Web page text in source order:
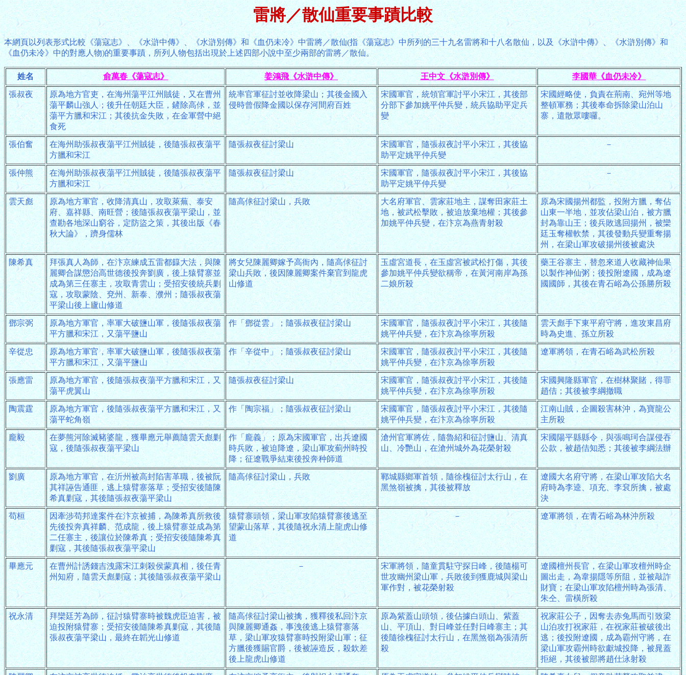
雷將／散仙重要事蹟比較
本網頁以列表形式比較《蕩寇志》、《水滸中傳》、《水滸別傳》和《血仍未冷》中雷將／散仙(指《蕩寇志》中所列的三十九名雷將和十八名散仙，以及《水滸中傳》、《水滸別傳》和
《血仍未冷》中的對應人物)的重要事蹟，所列人物包括出現於上述四部小說中至少兩部的雷將／散仙。
姓名 俞萬春《蕩寇志》 姜鴻飛《水滸中傳》 王中文《水滸別傳》 李國華《血仍未冷》
張叔夜
原為地方官吏，在海州蕩平江州賊徒，又在曹州
蕩平麟山強人；後升任朝廷大臣，鏟除高俅，並
蕩平方臘和宋江；其後抗金失敗，在金軍營中絕
食死
統率官軍征討並收降梁山；其後金國入
侵時曾假降金國以保存河間府百姓
宋國軍官，統領官軍討平小宋江，其後部
分部下參加姚平仲兵變，統兵協助平定兵
變
宋國經略使，負責在荊南、宛州等地
整頓軍務；其後奉命拆除梁山泊山
寨，遣散眾嘍囉。
張伯奮
在海州助張叔夜蕩平江州賊徒，後隨張叔夜蕩平
方臘和宋江
隨張叔夜征討梁山
宋國軍官，隨張叔夜討平小宋江，其後協
助平定姚平仲兵變
－
張仲熊
在海州助張叔夜蕩平江州賊徒，後隨張叔夜蕩平
方臘和宋江
隨張叔夜征討梁山
宋國軍官，隨張叔夜討平小宋江，其後協
助平定姚平仲兵變
－
雲天彪
原為地方軍官，收降清真山，攻取萊蕪、泰安
府、嘉祥縣、南旺營；後隨張叔夜蕩平梁山，並
查勘各地深山窮谷，定防盜之策，其後出版《春
秋大論》，躋身儒林
隨高俅征討梁山，兵敗
大名府軍官、雲家莊地主，謀奪田家莊土
地，被武松擊敗，被迫放棄地權；其後參
加姚平仲兵變，在汴京為燕青射殺
原為宋國揚州都監，投附方臘，奪佔
山東一半地，並攻佔梁山泊，被方臘
封為靠山王；後兵敗逃回揚州，被欒
廷玉奪權軟禁，其後發動兵變重奪揚
州，在梁山軍攻破揚州後被處決
陳希真
拜張真人為師，在汴京練成五雷都籙大法，與陳
麗卿合謀懲治高世德後投奔劉廣，後上猿臂寨並
成為第三任寨主，攻取青雲山；受招安後統兵剿
寇，攻取蒙陰、兗州、新泰、濮州；隨張叔夜蕩
平梁山後上廬山修道
將女兒陳麗卿嫁予高衙內，隨高俅征討
梁山兵敗，後因陳麗卿案件棄官到龍虎
山修道
玉虛宮道長，在玉虛宮被武松打傷，其後
參加姚平仲兵變欲稱帝，在黃河南岸為孫
二娘所殺
藥王谷寨主，替忽來道人收藏神仙果
以製作神仙粥；後投附遼國，成為遼
國國師，其後在青石峪為公孫勝所殺
鄧宗弼
原為地方軍官，率軍大破鹽山軍，後隨張叔夜蕩
平方臘和宋江，又蕩平鹽山
作「鄧從雲」；隨張叔夜征討梁山
宋國軍官，隨張叔夜討平小宋江，其後隨
姚平仲兵變，在汴京為徐寧所殺
雲天彪手下東平府守將，進攻東昌府
時為史進、孫立所殺
辛從忠
原為地方軍官，率軍大破鹽山軍，後隨張叔夜蕩
平方臘和宋江，又蕩平鹽山
作「辛從中」；隨張叔夜征討梁山
宋國軍官，隨張叔夜討平小宋江，其後隨
姚平仲兵變，在汴京為徐寧所殺
遼軍將領，在青石峪為武松所殺
張應雷
原為地方軍官，後隨張叔夜蕩平方臘和宋江，又
蕩平虎翼山
隨張叔夜征討梁山
宋國軍官，隨張叔夜討平小宋江，其後隨
姚平仲兵變，在汴京為徐寧所殺
宋國興隆縣軍官，在樹林聚賭，得罪
趙佶；其後被李綱撤職
陶震霆
原為地方軍官，後隨張叔夜蕩平方臘和宋江，又
蕩平蛇角嶺
作「陶宗福」；隨張叔夜征討梁山
宋國軍官，隨張叔夜討平小宋江，其後隨
姚平仲兵變，在汴京為徐寧所殺
江南山賊，企圖殺害林沖，為寶龍公
主所殺
龐毅
在夢熊河除滅豬婆龍，獲畢應元舉薦隨雲天彪剿
寇，後隨張叔夜蕩平梁山
作「龐義」；原為宋國軍官，出兵遼國
時兵敗，被迫降遼，梁山軍攻薊州時投
降；征遼戰爭結束後投奔种師道
滄州官軍將佐，隨魯紹和征討鹽山、清真
山、冷艷山，在滄州城外為花榮射殺
宋國陽平縣縣令，與張鳴珂合謀侵吞
公款，被趙佶知悉；其後被李綱法辦
劉廣
原為地方軍官，在沂州被高封陷害革職，後被阮
其祥誣告通匪，逃上猿臂寨落草；受招安後隨陳
希真剿寇，其後隨張叔夜蕩平梁山
隨高俅征討梁山，兵敗
鄆城縣鄉軍首領，隨徐槐征討太行山，在
黑煞嶺被擒，其後被釋放
遼國大名府守將，在梁山軍攻陷大名
府時為李逵、項充、李袞所擒，被處
決
苟桓
因牽涉苟邦達案件在汴京被捕，為陳希真所救後
先後投奔真祥麟、范成龍，後上猿臂寨並成為第
二任寨主，後讓位於陳希真；受招安後隨陳希真
剿寇，其後隨張叔夜蕩平梁山
猿臂寨頭領，梁山軍攻陷猿臂寨後逃至
望蒙山落草，其後隨祝永清上龍虎山修
道
－ 遼軍將領，在青石峪為林沖所殺
畢應元
在曹州計誘錢吉洩露宋江刺殺侯蒙真相，後任青
州知府，隨雲天彪剿寇；其後隨張叔夜蕩平梁山
－
宋軍將領，隨童貫駐守探日峰，後隨楊可
世攻幽州梁山軍，兵敗後到獲鹿城與梁山
軍作對，被花榮射殺
遼國檀州長官，在梁山軍攻檀州時企
圖出走，為韋揚隱等所阻，並被敲詐
財寶；在梁山軍攻陷檀州時為張清、
朱仝、雷橫所殺
祝永清
拜欒廷芳為師，征討猿臂寨時被魏虎臣迫害，被
迫投附猿臂寨；受招安後隨陳希真剿寇，其後隨
張叔夜蕩平梁山，最終在韜光山修道
隨高俅征討梁山被擒，獲釋後私回汴京
與陳麗卿通姦，事洩後逃上猿臂寨落
草，梁山軍攻猿臂寨時投附梁山軍；征
方臘後獲賜官爵，後被誣造反，殺欽差
後上龍虎山修道
原為紫蓋山頭領，後佔據白頭山、紫蓋
山、平頂山、對日峰並任對日峰寨主；其
後隨徐槐征討太行山，在黑煞嶺為張清所
殺
祝家莊公子，因奪去赤兔馬而引致梁
山泊攻打祝家莊，在祝家莊被破後出
逃；後投附遼國，成為霸州守將，在
梁山軍攻霸州時欲獻城投降，被晁蓋
拒絕，其後被部將趙仕泳射殺